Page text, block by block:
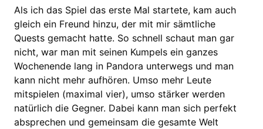
Als ich das Spiel das erste Mal startete, kam auch
gleich ein Freund hinzu, der mit mir sämtliche
Quests gemacht hatte. So schnell schaut man gar
nicht, war man mit seinen Kumpels ein ganzes
Wochenende lang in Pandora unterwegs und man
kann nicht mehr aufhören. Umso mehr Leute
mitspielen (maximal vier), umso stärker werden
natürlich die Gegner. Dabei kann man sich perfekt
absprechen und gemeinsam die gesamte Welt